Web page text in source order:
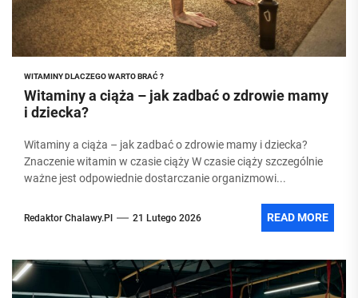
WITAMINY DLACZEGO WARTO BRAĆ ?
Witaminy a ciąża – jak zadbać o zdrowie mamy
i dziecka?
Witaminy a ciąża – jak zadbać o zdrowie mamy i dziecka?
Znaczenie witamin w czasie ciąży W czasie ciąży szczególnie
ważne jest odpowiednie dostarczanie organizmowi...
Redaktor Chalawy.pl 21 Lutego 2026 READ MORE